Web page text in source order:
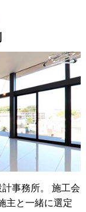
事務所。 施工会
主と一緒に選定